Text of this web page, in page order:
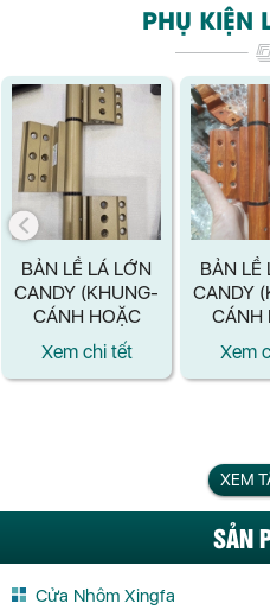
PHỤ KIỆN
BẢN LỀ LÁ LỚN
CANDY (KHUNG-
CÁNH HOẶC
CÁNH-CÁNH)
MÀU VÀNG
GOLD - LOẠI
Xem chi tết
BẢN LỀ
CANDY
CÁNH
CÁNH-
MÀU
Xem
XEM
SẢN
Cửa Nhôm Xingfa